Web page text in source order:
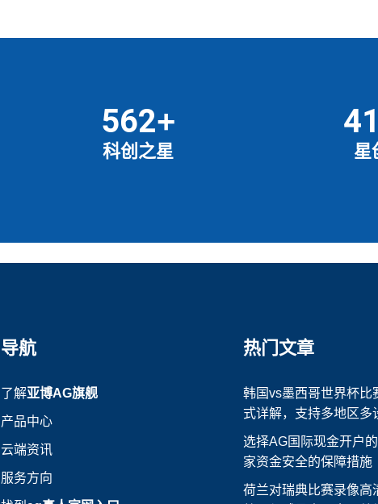
659+
科创之星 星
导航
了解亚博AG旗舰
产品中心
云端资讯
服务方向
热门文章
韩国vs墨西哥世界杯比
式详解，支持多地区多
选择AG国际现金开户
家资金安全的保障措施
荷兰对瑞典比赛录像高